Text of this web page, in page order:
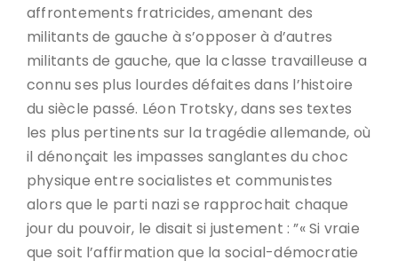
affrontements fratricides, amenant des
militants de gauche à s’opposer à d’autres
militants de gauche, que la classe travailleuse a
connu ses plus lourdes défaites dans l’histoire
du siècle passé. Léon Trotsky, dans ses textes
les plus pertinents sur la tragédie allemande, où
il dénonçait les impasses sanglantes du choc
physique entre socialistes et communistes
alors que le parti nazi se rapprochait chaque
jour du pouvoir, le disait si justement : ”« Si vraie
que soit l’affirmation que la social-démocratie